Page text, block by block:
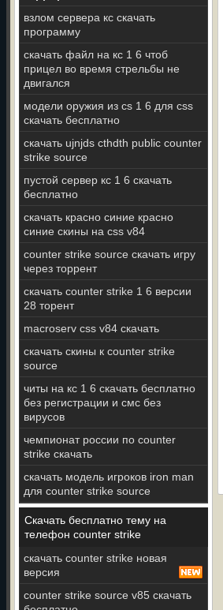
взлом сервера кс скачать
программу
скачать файл на кс 1 6 чтоб
прицел во время стрельбы не
двигался
модели оружия из cs 1 6 для css
скачать бесплатно
скачать ujnjds cthdth public counter
strike source
пустой сервер кс 1 6 скачать
бесплатно
скачать красно синие красно
синие скины на css v84
counter strike source скачать игру
через торрент
скачать counter strike 1 6 версии
28 торент
macroserv css v84 скачать
скачать скины к counter strike
source
читы на кс 1 6 скачать бесплатно
без регистрации и смс без
вирусов
чемпионат россии по counter
strike скачать
скачать модель игроков iron man
для counter strike source
Скачать бесплатно тему на
телефон counter strike
скачать counter strike новая
версия
counter strike source v85 скачать